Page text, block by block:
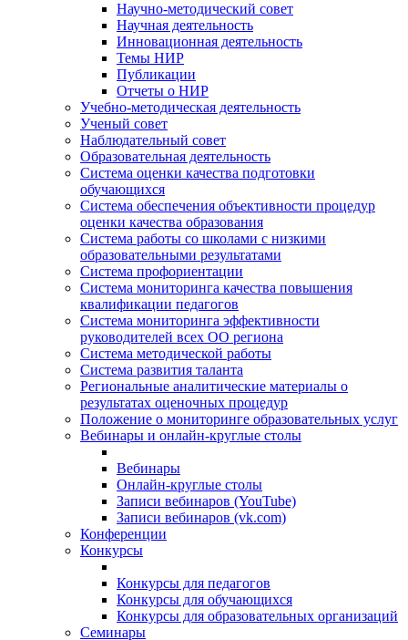
Научно-методический совет
Научная деятельность
Инновационная деятельность
Темы НИР
Публикации
Отчеты о НИР
Учебно-методическая деятельность
Ученый совет
Наблюдательный совет
Образовательная деятельность
Система оценки качества подготовки
обучающихся
Система обеспечения объективности процедур
оценки качества образования
Система работы со школами с низкими
образовательными результатами
Система профориентации
Система мониторинга качества повышения
квалификации педагогов
Система мониторинга эффективности
руководителей всех ОО региона
Система методической работы
Система развития таланта
Региональные аналитические материалы о
результатах оценочных процедур
Положение о мониторинге образовательных услуг
Вебинары и онлайн-круглые столы
Вебинары
Онлайн-круглые столы
Записи вебинаров (YouTube)
Записи вебинаров (vk.com)
Конференции
Конкурсы
Конкурсы для педагогов
Конкурсы для обучающихся
Конкурсы для образовательных организаций
Семинары